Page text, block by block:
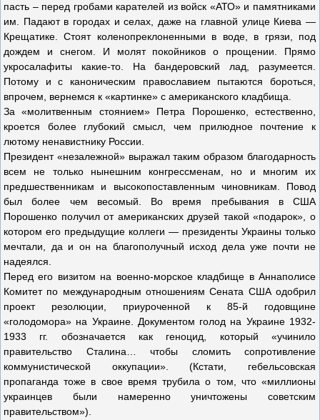
пасть – перед гробами карателей из войск «АТО» и памятниками
им. Падают в городах и селах, даже на главной улице Киева —
Крещатике. Стоят коленопреклоненными в воде, в грязи, под
дождем и снегом. И молят покойников о прощении. Прямо
укросалафиты какие-то. На бандеровский лад, разумеется.
Потому и с каноническим православием пытаются бороться,
впрочем, вернемся к «картинке» с американского кладбища.
За «молитвенным стоянием» Петра Порошенко, естественно,
кроется более глубокий смысл, чем прилюдное почтение к
лютому ненавистнику России.
Президент «незалежной» выражал таким образом благодарность
всем не только нынешним конгрессменам, но и многим их
предшественникам и высокопоставленным чиновникам. Повод
был более чем весомый. Во время пребывания в США
Порошенко получил от американских друзей такой «подарок», о
котором его предыдущие коллеги — президенты Украины только
мечтали, да и он на благополучный исход дела уже почти не
надеялся.
Перед его визитом на военно-морское кладбище в Аннаполисе
Комитет по международным отношениям Сената США одобрил
проект резолюции, приуроченной к 85-й годовщине
«голодомора» на Украине. Документом голод на Украине 1932-
1933 гг. обозначается как геноцид, который «учинило
правительство Сталина… чтобы сломить сопротивление
коммунистической оккупации». (Кстати, гебельсовская
пропаганда тоже в свое время трубила о том, что «миллионы
украинцев были намеренно уничтожены советским
правительством»).